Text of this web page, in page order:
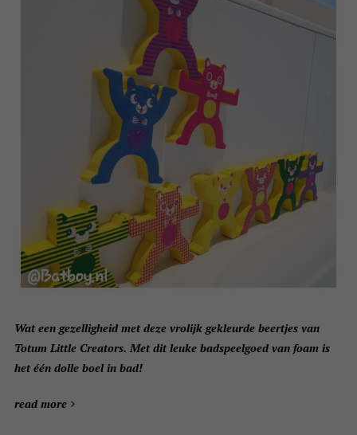
Wat een gezelligheid met deze vrolijk gekleurde beertjes van
Totum Little Creators. Met dit leuke badspeelgoed van foam is
het één dolle boel in bad!
read more